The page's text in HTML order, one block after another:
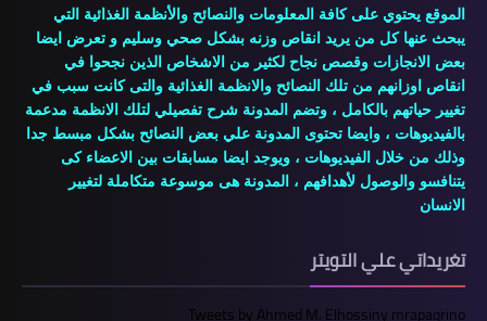
الموقع يحتوي على كافة المعلومات والنصائح والأنظمة الغذائية التي
يبحث عنها كل من يريد انقاص وزنه بشكل صحي وسليم و تعرض ايضا
بعض الانجازات وقصص نجاح لكثير من الاشخاص الذين نجحوا في
انقاص اوزانهم من تلك النصائح والانظمة الغذائية والتى كانت سبب في
تغيير حياتهم بالكامل ، وتضم المدونة شرح تفصيلي لتلك الانظمة مدعمة
بالفيديوهات ، وايضا تحتوى المدونة علي بعض النصائح بشكل مبسط جدا
وذلك من خلال الفيديوهات ، ويوجد ايضا مسابقات بين الاعضاء كى
يتنافسو والوصول لأهدافهم ، المدونة هى موسوعة متكاملة لتغيير
الانسان
تغريداتي علي التويتر
Tweets by Ahmed M. Elhossiny mrapaqrino